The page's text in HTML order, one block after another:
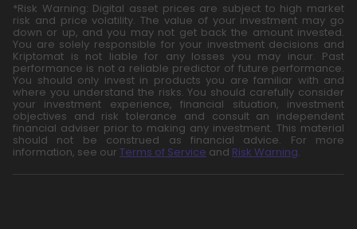
*Risk Warning: Digital asset prices are subject to high market
risk and price volatility. The value of your investment may go
down or up, and you may not get back the amount invested.
You are solely responsible for your investment decisions and
Kriptomat is not liable for any losses you may incur. Past
performance is not a reliable predictor of future performance.
You should only invest in products you are familiar with and
where you understand the risks. You should carefully consider
your investment experience, financial situation, investment
objectives and risk tolerance and consult an independent
financial adviser prior to making any investment. This material
should not be construed as financial advice. For more
information, see our Terms of Service and Risk Warning.